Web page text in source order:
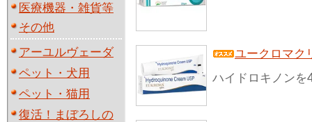
医療機器・雑貨等
その他
アーユルヴェーダ
ペット・犬用
ペット・猫用
復活！まぼろしの
ユークロマク
ハイドロキノンを